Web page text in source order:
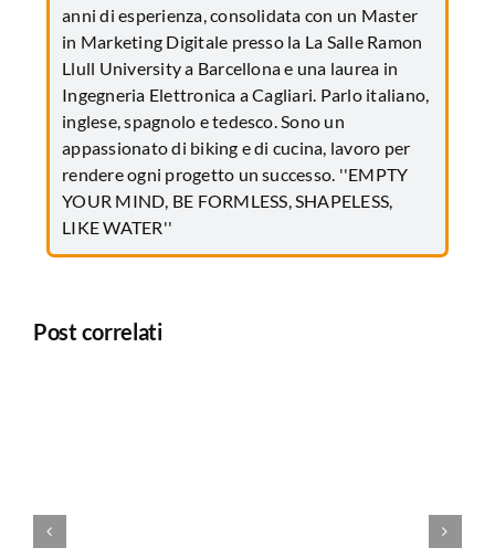
anni di esperienza, consolidata con un Master
in Marketing Digitale presso la La Salle Ramon
Llull University a Barcellona e una laurea in
Ingegneria Elettronica a Cagliari. Parlo italiano,
inglese, spagnolo e tedesco. Sono un
appassionato di biking e di cucina, lavoro per
rendere ogni progetto un successo. ''EMPTY
YOUR MIND, BE FORMLESS, SHAPELESS,
LIKE WATER''
Post correlati